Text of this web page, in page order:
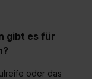
über unsere
zu den
gibt es für
oder das